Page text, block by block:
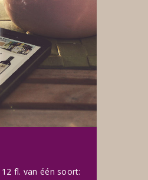
fl. van één soort: